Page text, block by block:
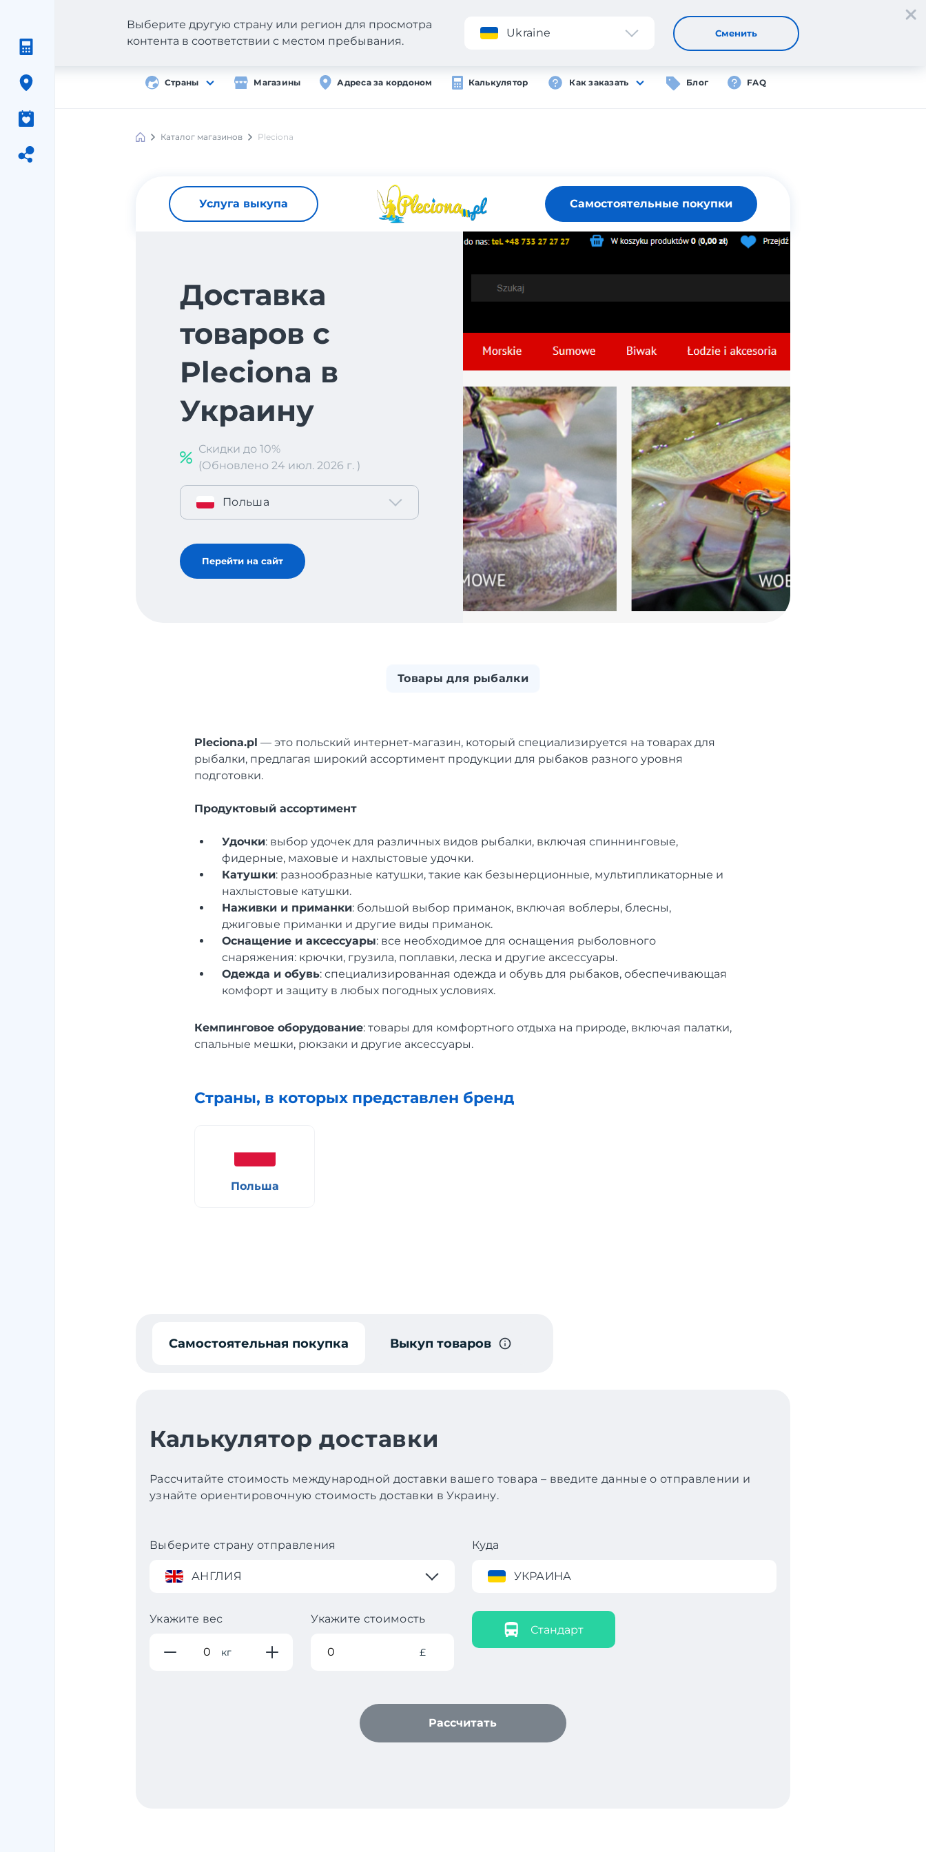
Приложение Регистрация Вход
Страны Магазины Адреса за кордоном Калькулятор Как заказать Блог FAQ
Выберите другую страну или регион для просмотра
контента в соответствии с местом пребывания.
Ukraine Сменить
Каталог магазинов Pleciona
Услуга выкупа Самостоятельные покупки
Доставка
товаров с
Pleciona в
Украину
Скидки до 10%
(Обновлено 24 июл. 2026 г. )
Польша
Перейти на сайт
Товары для рыбалки
Pleciona.pl — это польский интернет-магазин, который специализируется на товарах для
рыбалки, предлагая широкий ассортимент продукции для рыбаков разного уровня
подготовки.
Продуктовый ассортимент
Удочки: выбор удочек для различных видов рыбалки, включая спиннинговые,
фидерные, маховые и нахлыстовые удочки.
Катушки: разнообразные катушки, такие как безынерционные, мультипликаторные и
нахлыстовые катушки.
Наживки и приманки: большой выбор приманок, включая воблеры, блесны,
джиговые приманки и другие виды приманок.
Оснащение и аксессуары: все необходимое для оснащения рыболовного
снаряжения: крючки, грузила, поплавки, леска и другие аксессуары.
Одежда и обувь: специализированная одежда и обувь для рыбаков, обеспечивающая
комфорт и защиту в любых погодных условиях.
Кемпинговое оборудование: товары для комфортного отдыха на природе, включая палатки,
спальные мешки, рюкзаки и другие аксессуары.
Страны, в которых представлен бренд
Польша
Самостоятельная покупка Выкуп товаров
Калькулятор доставки
Рассчитайте стоимость международной доставки вашего товара – введите данные о отправлении и
узнайте ориентировочную стоимость доставки в Украину.
Выберите страну отправления
АНГЛИЯ
Куда
УКРАИНА
Укажите вес
кг
Укажите стоимость
£
Стандарт
Рассчитать